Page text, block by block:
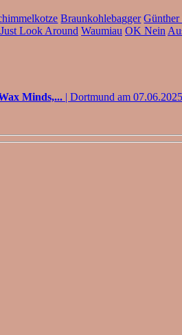
Braunkohlebagger Günther
Just Look Around Waumiau OK Nein
Minds,... | Dortmund am 07.06.2025